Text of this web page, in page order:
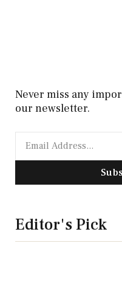
Never miss any
our newsletter.
Editor's Pick